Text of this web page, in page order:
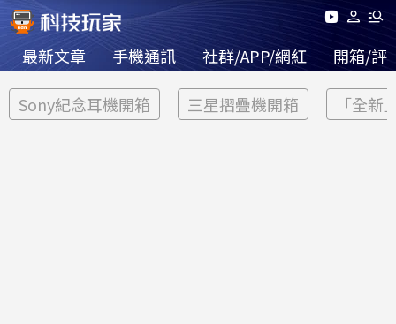
最新文章 手機通訊 社群/APP/網紅 開箱/評
Sony紀念耳機開箱 三星摺疊機開箱 「全新